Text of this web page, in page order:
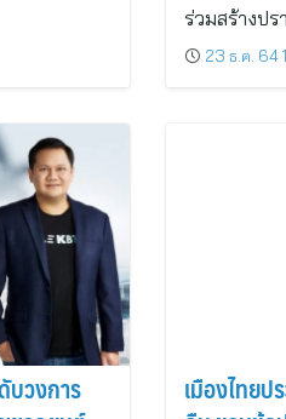
ร่วมสร้างป
23 ธ.ค. 64
บวงการ
เมืองไทย